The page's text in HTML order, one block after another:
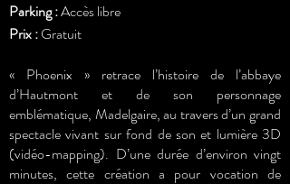
Parking :Accès libre
Prix :Gratuit
« Phoenix » retrace l’histoire de l’abbaye
d’Hautmont et de son personnage
emblématique, Madelgaire, au travers d’un grand
spectacle vivant sur fond de son et lumière 3D
(vidéo-mapping). D’une durée d’environ vingt
minutes, cette création a pour vocation de